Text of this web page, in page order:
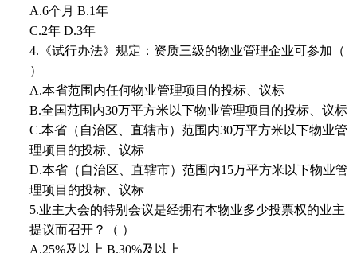
A.6个月 B.1年
C.2年 D.3年
4.《试行办法》规定：资质三级的物业管理企业可参加（
）
A.本省范围内任何物业管理项目的投标、议标
B.全国范围内30万平方米以下物业管理项目的投标、议标
C.本省（自治区、直辖市）范围内30万平方米以下物业管
理项目的投标、议标
D.本省（自治区、直辖市）范围内15万平方米以下物业管
理项目的投标、议标
5.业主大会的特别会议是经拥有本物业多少投票权的业主
提议而召开？（ ）
A.25%及以上 B.30%及以上